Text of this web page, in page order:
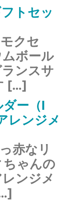
トセッ
クセ
ボール
ンスサ
[…]
ー（I
レンジメ
赤なリ
ゃんの
ンジメ